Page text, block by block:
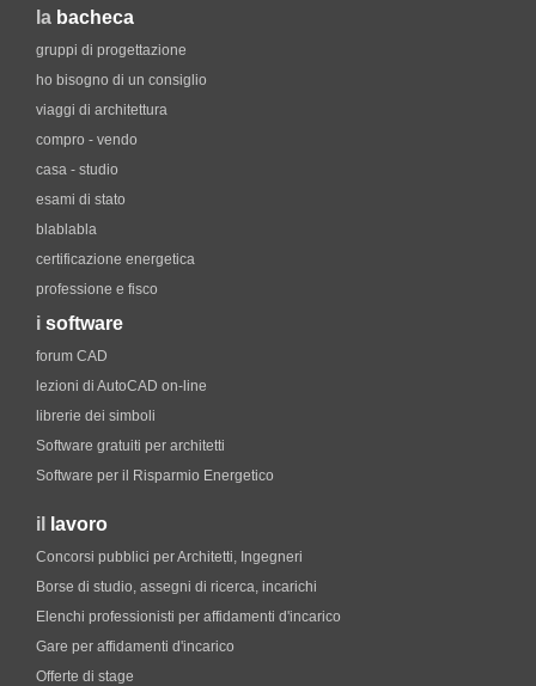
la bacheca
gruppi di progettazione
ho bisogno di un consiglio
viaggi di architettura
compro - vendo
casa - studio
esami di stato
blablabla
certificazione energetica
professione e fisco
i software
forum CAD
lezioni di AutoCAD on-line
librerie dei simboli
Software gratuiti per architetti
Software per il Risparmio Energetico
il lavoro
Concorsi pubblici per Architetti, Ingegneri
Borse di studio, assegni di ricerca, incarichi
Elenchi professionisti per affidamenti d'incarico
Gare per affidamenti d'incarico
Offerte di stage